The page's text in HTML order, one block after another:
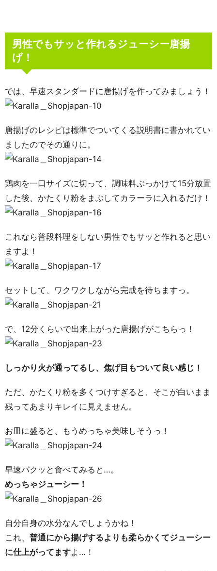
男性でもサッと作れるジューシー唐揚
げ！
では、早速スタンダードに唐揚げを作ってみましょう！
唐揚げのレシピは標準でついてくる説明書に書かれてい
ましたのでその通りに。
鶏肉を一口サイズに切って、調味料ぶっかけて15分放置
した後、かたくり粉をまぶしてカラーラに入れるだけ！
これなら普段料理をしない男性でもサッと作れると思い
ますよ！
セットして、ワクワクしながら完成を待ちますっ。
で、12分くらいで出来上がった唐揚げがこちらっ！
しっかり火が通ってるし、焦げ目もついて良い感じ！
ただ、かたくり粉を多くつけすぎると、そこが白いまま
残ってあまりキレイに見えません。
お皿に盛ると、もうめっちゃ美味しそうっ！
早速パクッと食べてみると…。
めっちゃジューシー！
自分自身の水分なんでしょうかね！
これ、 普通にから揚げするよりも柔らかくてジューシー
に仕上がってますよ…！